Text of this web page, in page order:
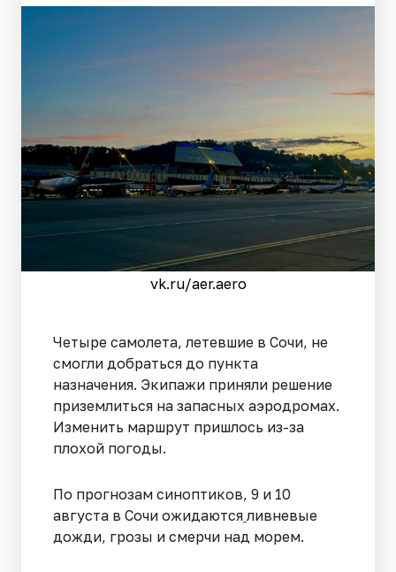
vk.ru/aer.aero
Четыре самолета, летевшие в Сочи, не
смогли добраться до пункта
назначения. Экипажи приняли решение
приземлиться на запасных аэродромах.
Изменить маршрут пришлось из-за
плохой погоды.
По прогнозам синоптиков, 9 и 10
августа в Сочи ожидаются ливневые
дожди, грозы и смерчи над морем.